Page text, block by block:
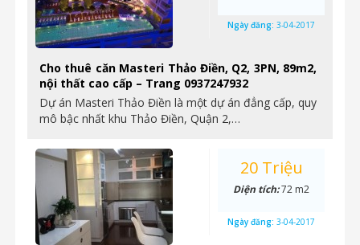
Cho thuê căn Masteri Thảo Điền, Q2, 3PN, 89m2,
nội thất cao cấp – Trang 0937247932
Dự án Masteri Thảo Điền là một dự án đẳng cấp, quy
mô bậc nhất khu Thảo Điền, Quận 2,…
Ngày đăng: 3-04-2017
20 Triệu
Diện tích:72 m2
Ngày đăng: 3-04-2017